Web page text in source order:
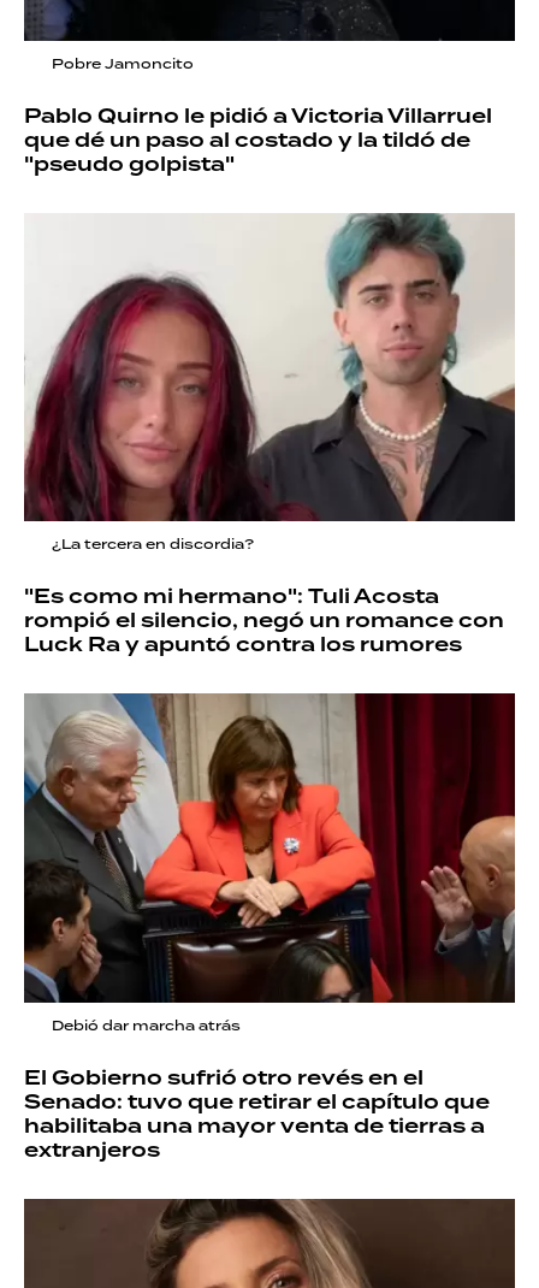
Pobre Jamoncito
Pablo Quirno le pidió a Victoria Villarruel
que dé un paso al costado y la tildó de
"pseudo golpista"
¿La tercera en discordia?
"Es como mi hermano": Tuli Acosta
rompió el silencio, negó un romance con
Luck Ra y apuntó contra los rumores
Debió dar marcha atrás
El Gobierno sufrió otro revés en el
Senado: tuvo que retirar el capítulo que
habilitaba una mayor venta de tierras a
extranjeros